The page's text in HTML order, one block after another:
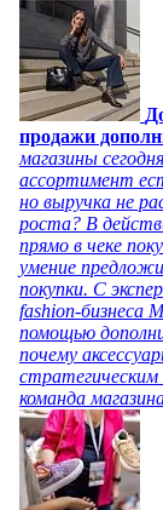
продажи
магазины
ассортимент
но выручка не
роста? В
прямо в чеке
умение
покупки. С
fashion-бизнеса
помощью
почему
стратегическим
команда